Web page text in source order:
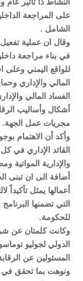
النشاط ذا تأثير عام
على المراجعة
الشامل .
وقال ان عملية
في بناء مراجعة
للواقع اليمني وعلى
المالي والإداري
الفساد المالي
أشكال وأساليب
مجريات عمل الجهة.
وأكد أن الاهتمام
القائد الإداري في
والإدارية المواتية
أضافة الى ان تبنى
أعمالها يمثل تأكيداً
التي تضمنها
للحكومة.
وكانت كلمتان عن
الدولي لجوليو
المسئولين عن
ونوهت بما تحقق في